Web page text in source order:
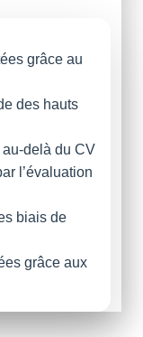
grâce au
des hauts
au-delà du CV
l’évaluation
biais de
grâce aux